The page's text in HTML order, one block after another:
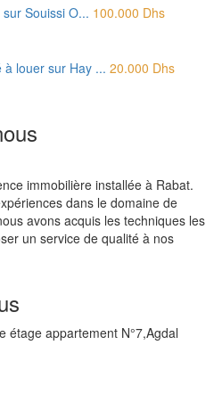
Souissi O... 100.000 Dhs
louer sur Hay ... 20.000 Dhs
immobilière installée à Rabat.
dans le domaine de
avons acquis les techniques les
un service de qualité à nos
étage appartement N°7,Agdal